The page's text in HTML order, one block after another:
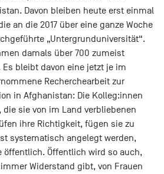
Davon bleiben heute erst einmal
an die 2017 über eine ganze Woche
„Untergrunduniversität“.
damals über 700 zumeist
bleibt davon eine jetzt je im
Recherchearbeit zur
in Afghanistan: Die Kolleg:innen
sie von im Land verbliebenen
ihre Richtigkeit, fügen sie zu
systematisch angelegt werden,
öffentlich. Öffentlich wird so auch,
Widerstand gibt, von Frauen